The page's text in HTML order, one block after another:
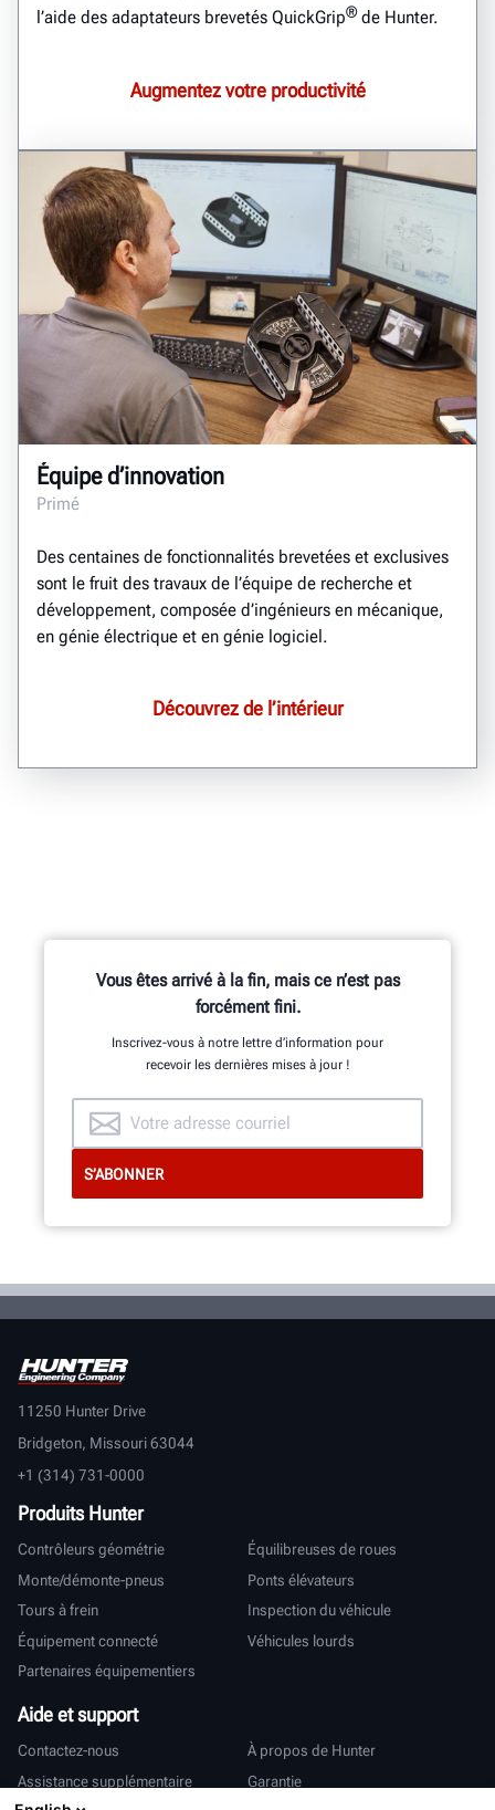
l’aide des adaptateurs brevetés QuickGrip®de Hunter.
Augmentez votre productivité
Équipe d’innovation
Primé
Des centaines de fonctionnalités brevetées et exclusives
sont le fruit des travaux de l’équipe de recherche et
développement, composée d’ingénieurs en mécanique,
en génie électrique et en génie logiciel.
Découvrez de l’intérieur
Vous êtes arrivé à la fin, mais ce n’est pas
forcément fini.
Inscrivez-vous à notre lettre d’information pour
recevoir les dernières mises à jour !
11250 Hunter Drive
Bridgeton, Missouri 63044
+1 (314) 731-0000
Produits Hunter
Contrôleurs géométrie
Équilibreuses de roues
Monte/démonte-pneus
Ponts élévateurs
Tours à frein
Inspection du véhicule
Équipement connecté
Véhicules lourds
Partenaires équipementiers
Aide et support
Contactez-nous
À propos de Hunter
Assistance supplémentaire
Garantie